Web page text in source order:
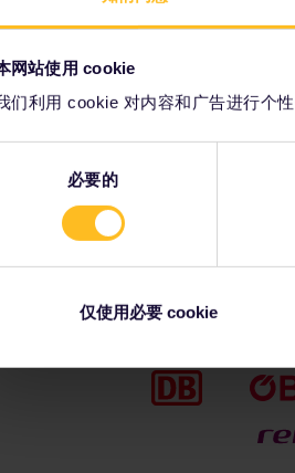
网站使用 cookie
们利用 cookie 对内容和广告进行个
必要的
仅使用必要 cookie
12岁以下的儿童应与成人同行。
切记在付款前将儿童通票与 成人通票
中。
天决定旅游目的地。或完全规划您的
切完全取决于您！
通票